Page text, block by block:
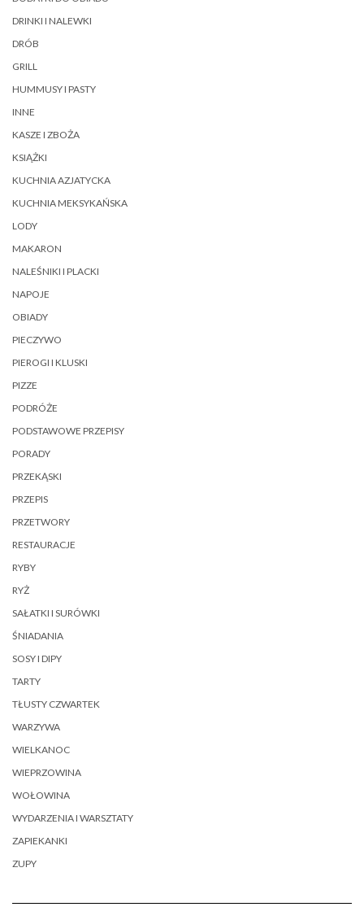
DRINKI I NALEWKI
DRÓB
GRILL
HUMMUSY I PASTY
INNE
KASZE I ZBOŻA
KSIĄŻKI
KUCHNIA AZJATYCKA
KUCHNIA MEKSYKAŃSKA
LODY
MAKARON
NALEŚNIKI I PLACKI
NAPOJE
OBIADY
PIECZYWO
PIEROGI I KLUSKI
PIZZE
PODRÓŻE
PODSTAWOWE PRZEPISY
PORADY
PRZEKĄSKI
PRZEPIS
PRZETWORY
RESTAURACJE
RYBY
RYŻ
SAŁATKI I SURÓWKI
ŚNIADANIA
SOSY I DIPY
TARTY
TŁUSTY CZWARTEK
WARZYWA
WIELKANOC
WIEPRZOWINA
WOŁOWINA
WYDARZENIA I WARSZTATY
ZAPIEKANKI
ZUPY